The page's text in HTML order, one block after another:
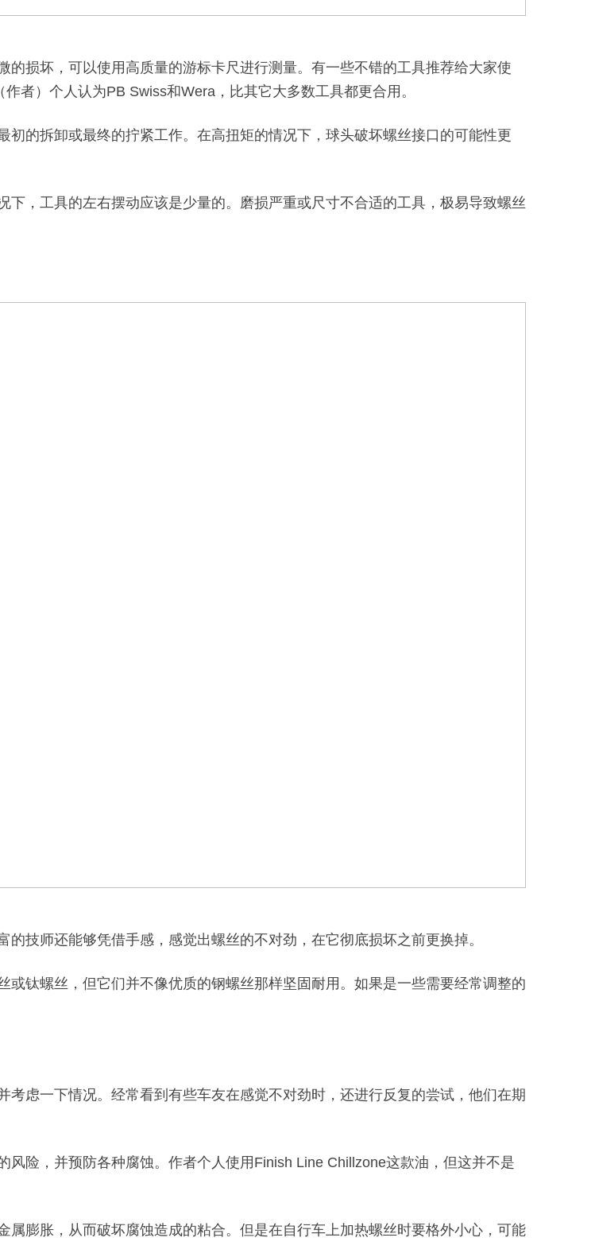
损坏，可以使用高质量的游标卡尺进行测量。有一些不错的工具推荐给大家使
者）个人认为PB Swiss和Wera，比其它大多数工具都更合用。
的拆卸或最终的拧紧工作。在高扭矩的情况下，球头破坏螺丝接口的可能性更
，工具的左右摆动应该是少量的。磨损严重或尺寸不合适的工具，极易导致螺丝
技师还能够凭借手感，感觉出螺丝的不对劲，在它彻底损坏之前更换掉。
钛螺丝，但它们并不像优质的钢螺丝那样坚固耐用。如果是一些需要经常调整的
虑一下情况。经常看到有些车友在感觉不对劲时，还进行反复的尝试，他们在期
险，并预防各种腐蚀。作者个人使用Finish Line Chillzone这款油，但这并不是
膨胀，从而破坏腐蚀造成的粘合。但是在自行车上加热螺丝时要格外小心，可能